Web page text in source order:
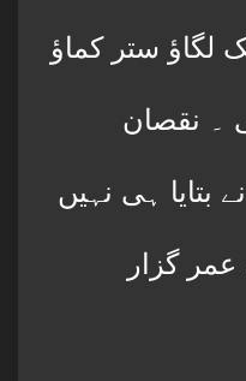
لگاؤ ستر کماؤ
بتایا ہی نہیں
گزار